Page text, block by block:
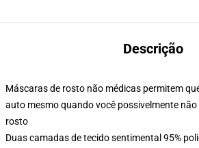
Descrição
Máscaras de rosto não médicas permitem
auto mesmo quando você possivelmente
rosto
Duas camadas de tecido sentimental 95%